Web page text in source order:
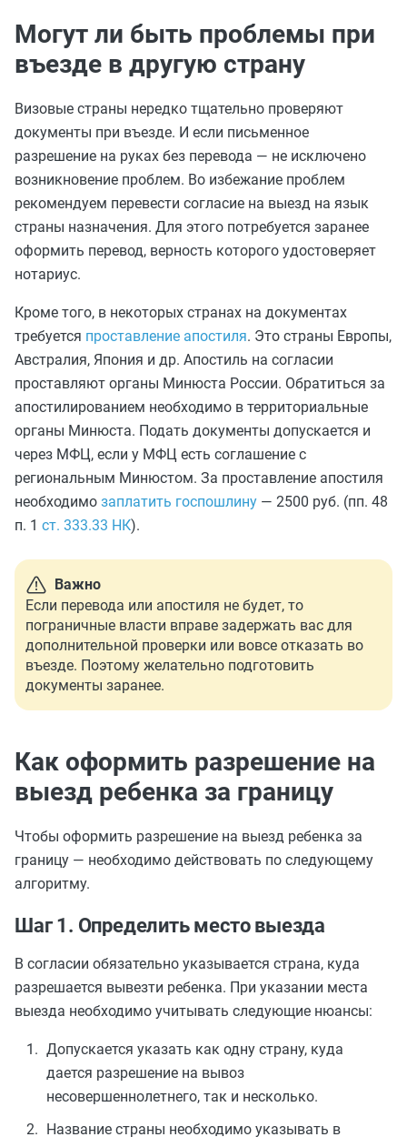
Могут ли быть проблемы при
въезде в другую страну
Визовые страны нередко тщательно проверяют
документы при въезде. И если письменное
разрешение на руках без перевода — не исключено
возникновение проблем. Во избежание проблем
рекомендуем перевести согласие на выезд на язык
страны назначения. Для этого потребуется заранее
оформить перевод, верность которого удостоверяет
нотариус.
Кроме того, в некоторых странах на документах
требуется проставление апостиля. Это страны Европы,
Австралия, Япония и др. Апостиль на согласии
проставляют органы Минюста России. Обратиться за
апостилированием необходимо в территориальные
органы Минюста. Подать документы допускается и
через МФЦ, если у МФЦ есть соглашение с
региональным Минюстом. За проставление апостиля
необходимо заплатить госпошлину — 2500 руб. (пп. 48
п. 1 ст. 333.33 НК).
Важно
Если перевода или апостиля не будет, то
пограничные власти вправе задержать вас для
дополнительной проверки или вовсе отказать во
въезде. Поэтому желательно подготовить
документы заранее.
Как оформить разрешение на
выезд ребенка за границу
Чтобы оформить разрешение на выезд ребенка за
границу — необходимо действовать по следующему
алгоритму.
Шаг 1. Определить место выезда
В согласии обязательно указывается страна, куда
разрешается вывезти ребенка. При указании места
выезда необходимо учитывать следующие нюансы:
Допускается указать как одну страну, куда
дается разрешение на вывоз
несовершеннолетнего, так и несколько.
Название страны необходимо указывать в